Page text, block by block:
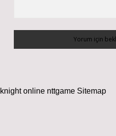
knight online nttgame Sitemap